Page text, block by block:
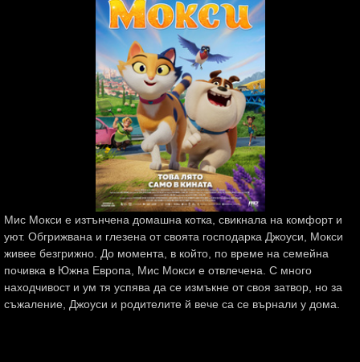
Мис Мокси e изтънчена домашна котка, свикнала на комфорт и
уют. Обгрижвана и глезена от своята господарка Джоуси, Мокси
живее безгрижно. До момента, в който, по време на семейна
почивка в Южна Европа, Мис Мокси е отвлечена. С много
находчивост и ум тя успява да се измъкне от своя затвор, но за
съжаление, Джоуси и родителите й вече са се върнали у дома.